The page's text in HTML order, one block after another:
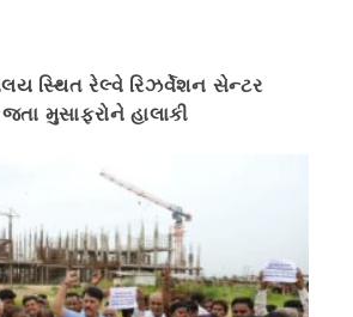
સ્થિત રેલ્વે રિઝર્વેશન સેન્ટર
મુસાફરોને હાલાકી